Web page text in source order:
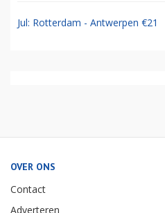
Jul: Rotterdam - Antwerpen €21
OVER ONS
Contact
Adverteren